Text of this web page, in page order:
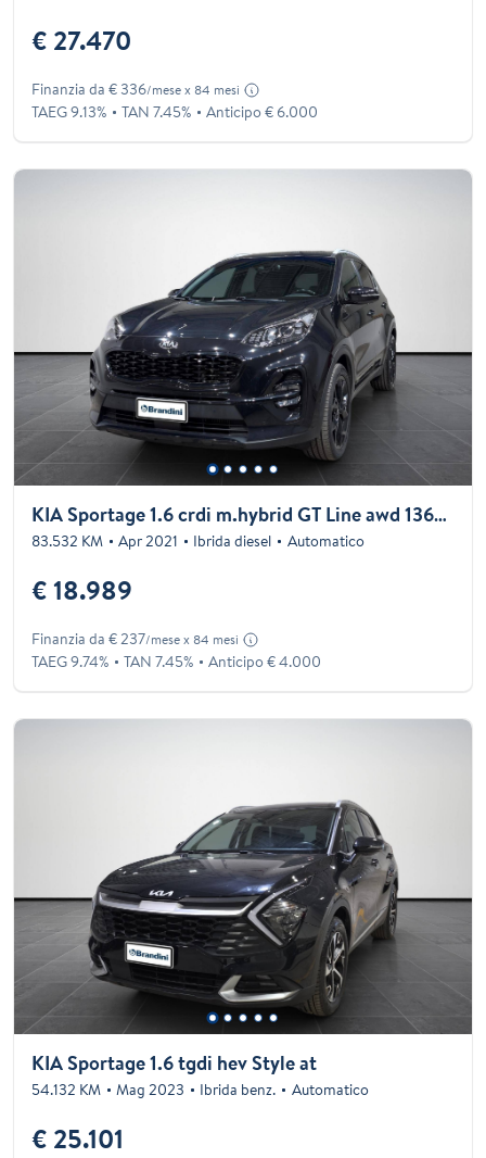
€ 27.470
Finanzia da € 336/mese x 84 mesi
TAEG 9.13% TAN 7.45% Anticipo € 6.000
KIA Sportage 1.6 crdi m.hybrid GT Line awd 136cv dct
83.532 KM Apr 2021 Ibrida diesel Automatico
€ 18.989
Finanzia da € 237/mese x 84 mesi
TAEG 9.74% TAN 7.45% Anticipo € 4.000
KIA Sportage 1.6 tgdi hev Style at
54.132 KM Mag 2023 Ibrida benz. Automatico
€ 25.101